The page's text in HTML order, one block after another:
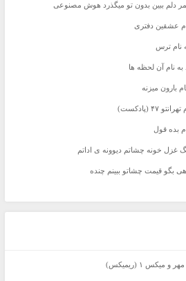
عمر دلم ببین بدون تو میگذرد هوش مصنوعی
عشقین دفتری
نام ترس
به نام آن لحظه ها
بارون میزنه
(پادکست)
بده قول
غزل خونه چشاتم دیوونه ی اداتم
بگو قیمت چشاتو ببینم چنده
۱ (ریمیکس)